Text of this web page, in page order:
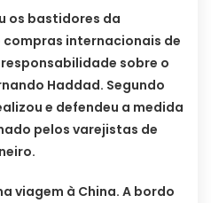
os bastidores da
internacionais de
sobre o
Haddad. Segundo
e defendeu a medida
pelos varejistas de
viagem à China. A bordo